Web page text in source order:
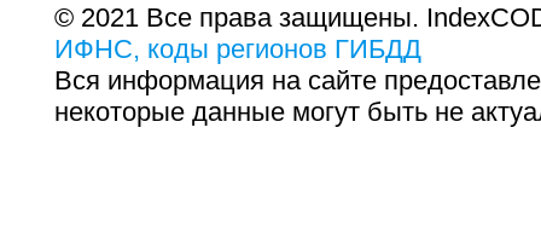
© 2021 Все права защищены.
ИФНС, коды регионов ГИБДД
Вся информация на сайте
некоторые данные могут быть не